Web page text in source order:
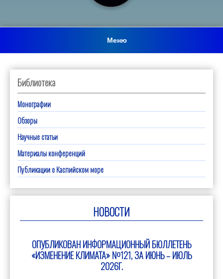
Меню
Библиотека
Монографии
Обзоры
Научные статьи
Материалы конференций
Публикации о Каспийском море
НОВОСТИ
ОПУБЛИКОВАН ИНФОРМАЦИОННЫЙ БЮЛЛЕТЕНЬ
«ИЗМЕНЕНИЕ КЛИМАТА» №121, ЗА ИЮНЬ – ИЮЛЬ
2026Г.